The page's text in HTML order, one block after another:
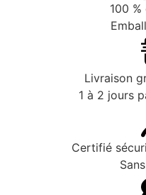
100
Livraison
1 à 2 jours
Certifié